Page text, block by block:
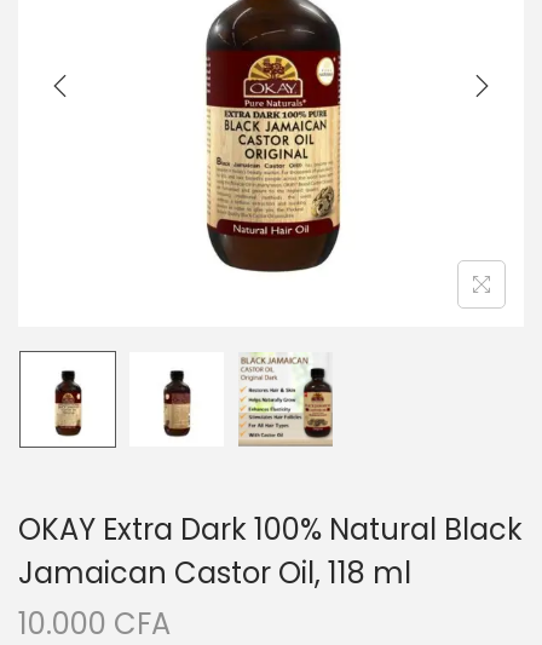
i
g
a
t
i
o
n
e
n
u
OKAY Extra Dark 100% Natural Black
Jamaican Castor Oil, 118 ml
10.000 CFA